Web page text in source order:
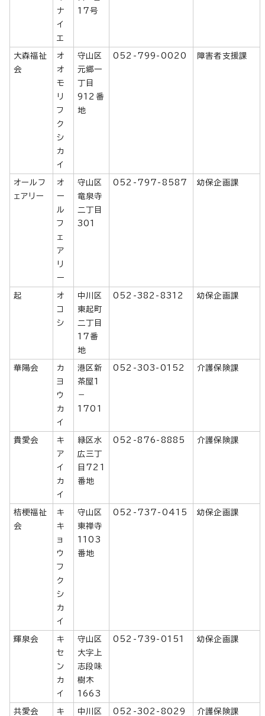
ナ
イ
エ
17号
大森福祉
会
オ
オ
モ
リ
フ
ク
シ
カ
イ
守山区
元郷一
丁目
912番
地
052-799-0020 障害者支援課
オールフ
ェアリー
オ
ー
ル
フ
ェ
ア
リ
ー
守山区
竜泉寺
二丁目
301
052-797-8587 幼保企画課
起
オ
コ
シ
中川区
東起町
二丁目
17番
地
052-382-8312 幼保企画課
華陽会
カ
ヨ
ウ
カ
イ
港区新
茶屋1
－
1701
052-303-0152 介護保険課
貴愛会
キ
ア
イ
カ
イ
緑区水
広三丁
目721
番地
052-876-8885 介護保険課
桔梗福祉
会
キ
キ
ョ
ウ
フ
ク
シ
カ
イ
守山区
東禅寺
1103
番地
052-737-0415 幼保企画課
輝泉会
キ
セ
ン
カ
イ
守山区
大字上
志段味
樹木
1663
052-739-0151 幼保企画課
共愛会
キ
中川区
052-302-8029 介護保険課